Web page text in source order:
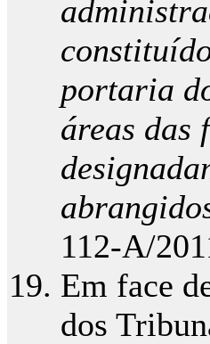
portaria
áreas das
112-A/
Em face
dos